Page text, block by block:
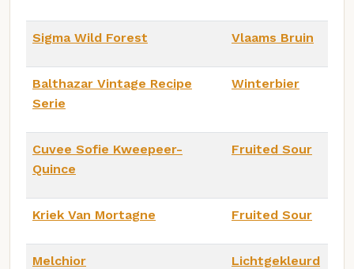
Sigma Wild Forest Vlaams Bruin
Balthazar Vintage Recipe
Serie
Winterbier
Cuvee Sofie Kweepeer-
Quince
Fruited Sour
Kriek Van Mortagne Fruited Sour
Melchior
Lichtgekleurd